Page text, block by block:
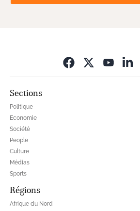
Sections
Politique
Economie
Société
People
Culture
Médias
Sports
Régions
Afrique du Nord